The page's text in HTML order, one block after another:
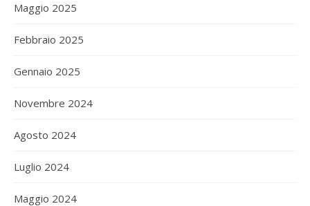
Maggio 2025
Febbraio 2025
Gennaio 2025
Novembre 2024
Agosto 2024
Luglio 2024
Maggio 2024